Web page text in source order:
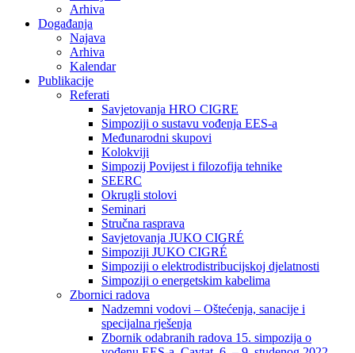
Arhiva
Događanja
Najava
Arhiva
Kalendar
Publikacije
Referati
Savjetovanja HRO CIGRE
Simpoziji o sustavu vođenja EES-a
Međunarodni skupovi
Kolokviji​
Simpozij Povijest i filozofija tehnike
SEERC
Okrugli stolovi
Seminari​
Stručna rasprava​
Savjetovanja JUKO CIGRÉ
Simpoziji JUKO CIGRÉ
Simpoziji o elektrodistribucijskoj djelatnosti
Simpoziji o energetskim kabelima
Zbornici radova
Nadzemni vodovi – Oštećenja, sanacije i
specijalna rješenja
Zbornik odabranih radova 15. simpozija o